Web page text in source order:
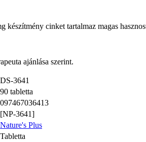
készítmény cinket tartalmaz magas
ajánlása szerint.
DS-3641
90 tabletta
097467036413
[NP-3641]
Nature's Plus
Tabletta